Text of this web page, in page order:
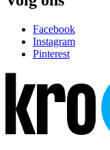
Facebook
Instagram
Pinterest